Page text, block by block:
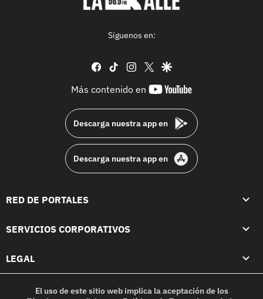
Síguenos en:
facebook
tiktok instagram
twittergoogle
Más contenido en
youtube-
Descarga nuestra app en
Descarga nuestra app en
RED DE PORTALES
SERVICIOS CORPORATIVOS
LEGAL
El uso de este sitio web implica la aceptación de los